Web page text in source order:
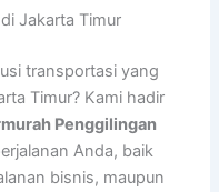
Jakarta Timur
transportasi yang
Timur? Kami hadir
Penggilingan
Anda, baik
bisnis, maupun